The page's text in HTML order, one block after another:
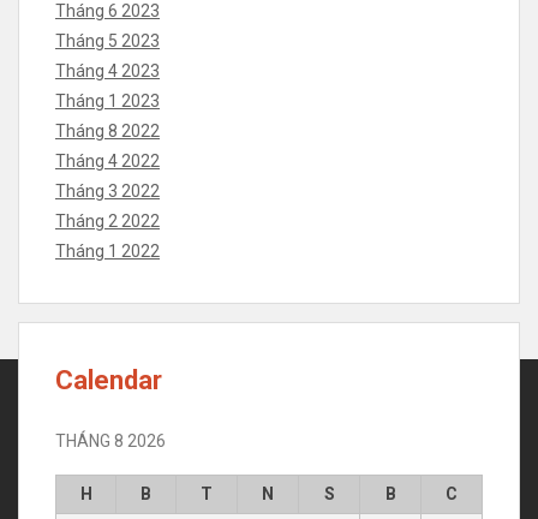
Tháng 6 2023
Tháng 5 2023
Tháng 4 2023
Tháng 1 2023
Tháng 8 2022
Tháng 4 2022
Tháng 3 2022
Tháng 2 2022
Tháng 1 2022
Calendar
THÁNG 8 2026
H B T N S B
C